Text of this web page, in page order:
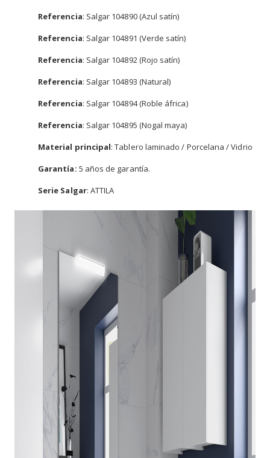
Referencia: Salgar 104890 (Azul satín)
Referencia: Salgar 104891 (Verde satín)
Referencia: Salgar 104892 (Rojo satín)
Referencia: Salgar 104893 (Natural)
Referencia: Salgar 104894 (Roble áfrica)
Referencia: Salgar 104895 (Nogal maya)
Material principal: Tablero laminado / Porcelana / Vidrio
Garantía: 5 años de garantía.
Serie Salgar: ATTILA